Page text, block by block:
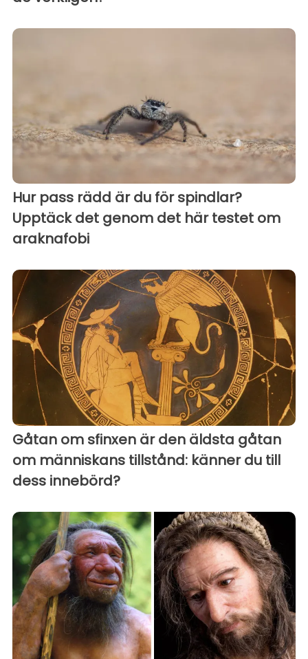
Hur pass rädd är du för spindlar?
Upptäck det genom det här testet om
araknafobi
Gåtan om sfinxen är den äldsta gåtan
om människans tillstånd: känner du till
dess innebörd?